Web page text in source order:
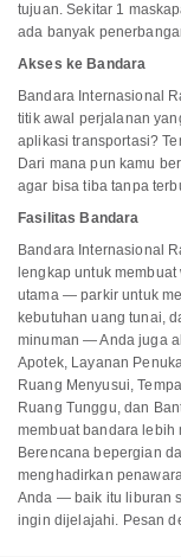
tujuan. Sekitar 1
ada banyak
Akses ke Bandara
Bandara Internasional
titik awal perjalanan
aplikasi transportasi?
Dari mana pun kamu
agar bisa tiba tanpa
Fasilitas Bandara
Bandara Internasional
lengkap untuk
utama — parkir untuk
kebutuhan uang tunai,
minuman — Anda juga
Apotek, Layanan
Ruang Menyusui,
Ruang Tunggu, dan
membuat bandara lebih
Berencana bepergian
menghadirkan
Anda — baik itu liburan
ingin dijelajahi. Pesan